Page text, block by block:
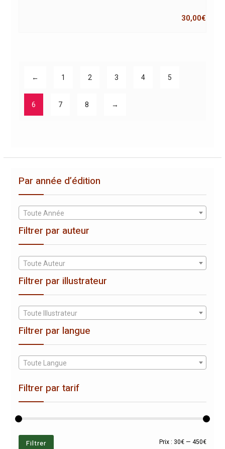
30,00€
← 1 2 3 4 5
6 7 8 →
Par année d’édition
Toute Année
Filtrer par auteur
Toute Auteur
Filtrer par illustrateur
Toute Illustrateur
Filtrer par langue
Toute Langue
Filtrer par tarif
Prix
Prix
Filtrer Prix : 30€ —450€